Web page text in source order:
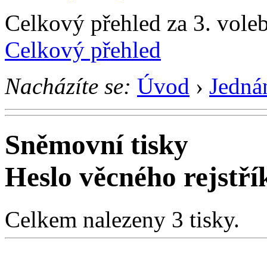
Celkový přehled za 3.
Celkový přehled
Nacházíte se: Úvod ›
Sněmovní tisky
Heslo věcného
Celkem nalezeny 3 tisky.